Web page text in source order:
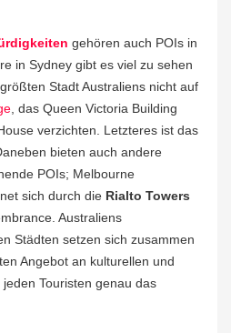
gehören auch POIs in
in Sydney gibt es viel zu sehen
Stadt Australiens nicht auf
, das Queen Victoria Building
verzichten. Letzteres ist das
bieten auch andere
POIs; Melbourne
sich durch die Rialto Towers
Australiens
Städten setzen sich zusammen
Angebot an kulturellen und
Touristen genau das